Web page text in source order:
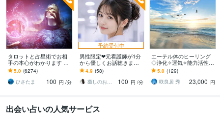
タロットと占星術でお相
手の本心がわかります 貴
方の宿命と運命を知って
愛と成功を引き寄せませ
んか？
5.0 (6274)
ひさたま
100 円 /分
予約受付中
男性限定❤︎元看護師が1分
から優しくお話聴きます
愚痴/ただ話を聞いて欲し
い/秘密の話♡/NGなし◎
4.9 (58)
癒しのお部屋＊あい
100 円 /分
エーテル体のヒーリング
◇浄化✧運気✧能力活性し
ます ☆エーテリックボデ
ィ・ヒーリング / 本質的回
復と能力開花☆
5.0 (129)
咲良居 秀
23,000 円
出会い占いの人気サービス